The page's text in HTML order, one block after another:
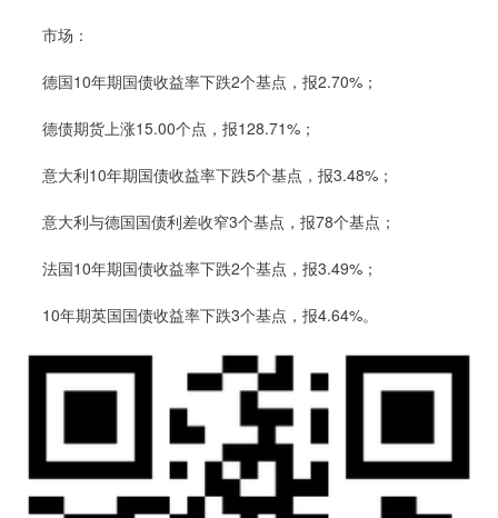
市场：
德国10年期国债收益率下跌2个基点，报2.70%；
德债期货上涨15.00个点，报128.71%；
意大利10年期国债收益率下跌5个基点，报3.48%；
意大利与德国国债利差收窄3个基点，报78个基点；
法国10年期国债收益率下跌2个基点，报3.49%；
10年期英国国债收益率下跌3个基点，报4.64%。